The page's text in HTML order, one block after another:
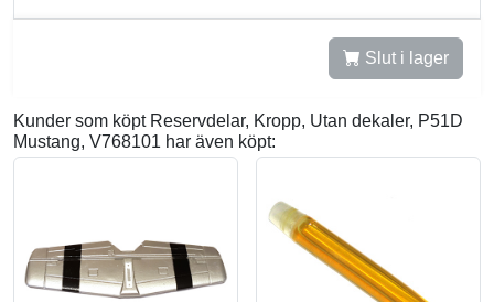
Slut i lager
Kunder som köpt Reservdelar, Kropp, Utan dekaler, P51D
Mustang, V768101 har även köpt: